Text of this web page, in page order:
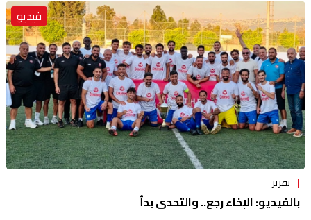
فيديو
تقرير
بالفيديو: الإخاء رجع.. والتحدي بدأ